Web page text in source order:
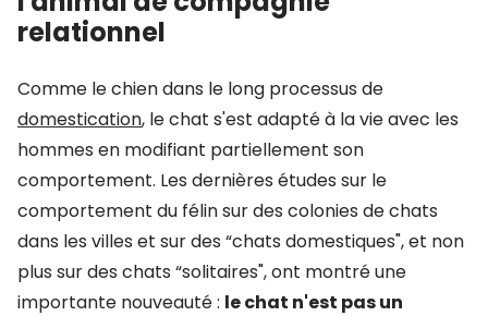
relationnel
Comme le chien dans le long processus de
domestication, le chat s'est adapté à la vie avec les
hommes en modifiant partiellement son
comportement. Les dernières études sur le
comportement du félin sur des colonies de chats
dans les villes et sur des “chats domestiques", et non
plus sur des chats “solitaires", ont montré une
importante nouveauté : le chat n'est pas un